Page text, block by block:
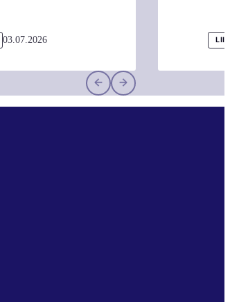
03.07.2026